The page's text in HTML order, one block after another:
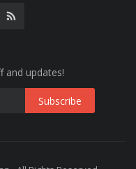
and updates!